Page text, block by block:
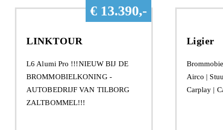
€ 13.390,-
LINKTOUR
L6 Alumi Pro !!!NIEUW BIJ DE
BROMMOBIELKONING -
AUTOBEDRIJF VAN TILBORG
ZALTBOMMEL!!!
Ligier
Airco |
Carplay |